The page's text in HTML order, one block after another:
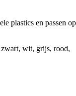
plastics en passen op
wit, grijs, rood,